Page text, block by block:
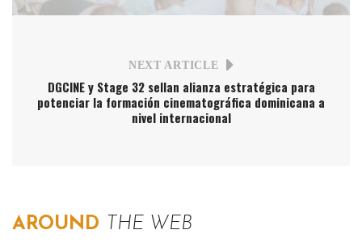
NEXT ARTICLE
DGCINE y Stage 32 sellan alianza estratégica para
potenciar la formación cinematográfica dominicana a
nivel internacional
AROUND THE WEB